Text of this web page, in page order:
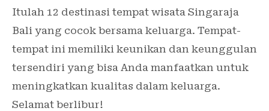
Itulah 12 destinasi tempat wisata Singaraja
Bali yang cocok bersama keluarga. Tempat-
tempat ini memiliki keunikan dan keunggulan
tersendiri yang bisa Anda manfaatkan untuk
meningkatkan kualitas dalam keluarga.
Selamat berlibur!